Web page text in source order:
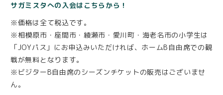
サガミスタへの入会はこちらから！
※価格は全て税込です。
※相模原市・座間市・綾瀬市・愛川町・海老名市の小学生は
「JOYパス」にお申込みいただければ、ホームB自由席での観
戦が無料となります。
※ビジターB自由席のシーズンチケットの販売はございませ
ん。